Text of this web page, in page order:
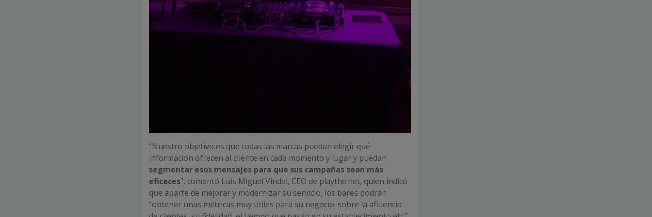
“Nuestro objetivo es que todas las marcas puedan elegir qué
información ofrecen al cliente en cada momento y lugar y puedan
segmentar esos mensajes para que sus campañas sean más
eficaces”, comentó Luis Miguel Vindel, CEO de playthe.net, quien indicó
que aparte de mejorar y modernizar su servicio, los bares podrán
“obtener unas métricas muy útiles para su negocio: sobre la afluencia